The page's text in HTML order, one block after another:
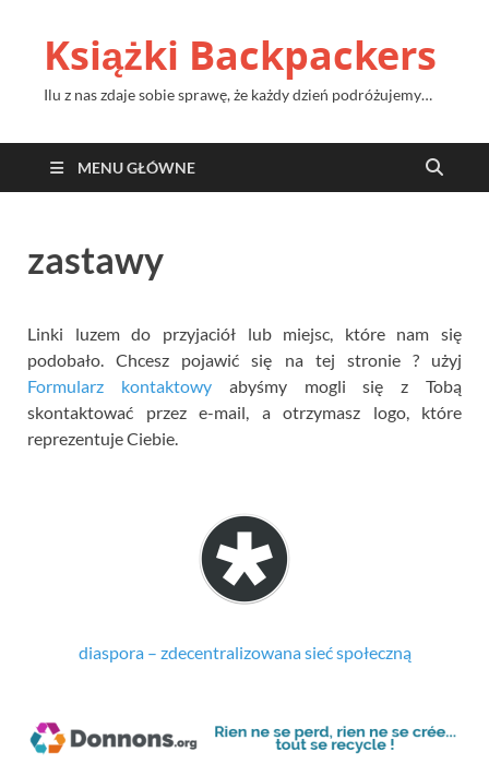
Książki Backpackers
Ilu z nas zdaje sobie sprawę, że każdy dzień podróżujemy…
MENU GŁÓWNE
zastawy
Linki luzem do przyjaciół lub miejsc, które nam się
podobało. Chcesz pojawić się na tej stronie ? użyj
Formularz kontaktowyabyśmy mogli się z Tobą
skontaktować przez e-mail, a otrzymasz logo, które
reprezentuje Ciebie.
diaspora – zdecentralizowana sieć społeczną